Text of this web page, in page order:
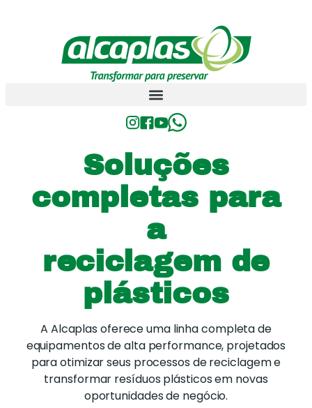
Soluções
completas para
a
reciclagem de
plásticos
A Alcaplas oferece uma linha completa de
equipamentos de alta performance, projetados
para otimizar seus processos de reciclagem e
transformar resíduos plásticos em novas
oportunidades de negócio.